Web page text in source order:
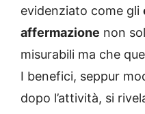
evidenziato come gli
affermazione non
misurabili ma che
I benefici, seppur
dopo l’attività, si